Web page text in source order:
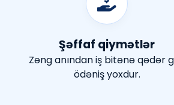
Şəffaf qiymətlər
Zəng anından iş bitənə qədər
ödəniş yoxdur.